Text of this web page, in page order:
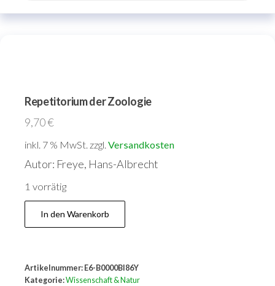
Repetitorium der Zoologie
9,70€
inkl. 7 % MwSt. zzgl. Versandkosten
Autor: Freye, Hans-Albrecht
1 vorrätig
Repetitorium
der
In den Warenkorb
Artikelnummer: E6-B0000BI86Y
Kategorie:Wissenschaft & Natur